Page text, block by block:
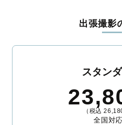
出張撮影
スタン
（税込
全国対